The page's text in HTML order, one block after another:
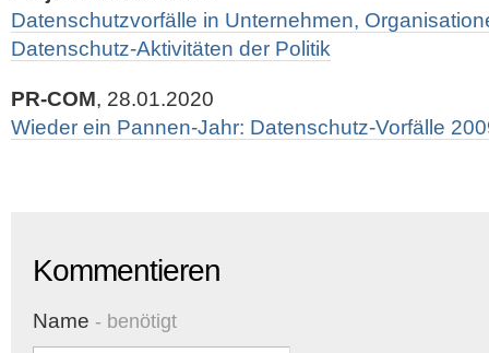
Datenschutzvorfälle in Unternehmen,
Datenschutz-Aktivitäten der Politik
PR-COM, 28.01.2020
Wieder ein Pannen-Jahr: Datenschutz-Vorfälle
Kommentieren
Name - benötigt